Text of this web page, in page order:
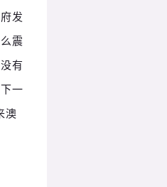
发
震
有
一
澳